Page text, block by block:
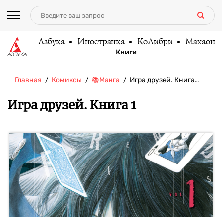
Азбука Иностранка КоЛибри Махаон
Книги
Главная Комиксы 📚Манга Игра друзей. Книга…
Игра друзей. Книга 1